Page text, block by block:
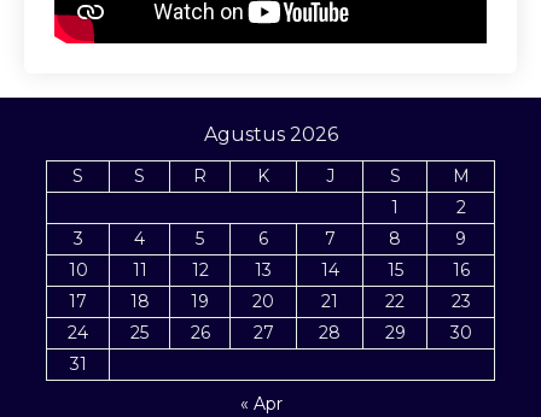
Agustus 2026
S S R K J S
M
1
2
3
4 5 6 7 8
9
10
11 12 13 14 15
16
17
18 19 20 21 22
23
24
25 26 27 28 29
30
31
« Apr